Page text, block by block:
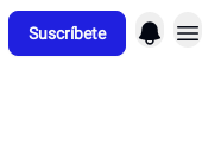
Suscríbete